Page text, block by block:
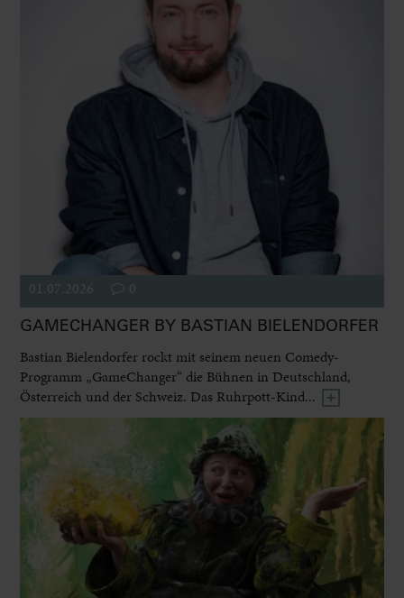
01.07.2026 0
GAMECHANGER BY BASTIAN BIELENDORFER
Bastian Bielendorfer rockt mit seinem neuen Comedy-
Programm „GameChanger“ die Bühnen in Deutschland,
Österreich und der Schweiz. Das Ruhrpott-Kind...